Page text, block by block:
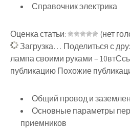
Справочник электрика
Оценка статьи:
(нет
Загрузка… Поделиться с
лампа своими руками –
публикацию Похожие
Общий провод и
Основные параметры
приемников